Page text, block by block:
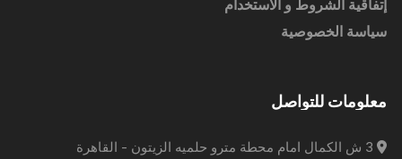
إتفاقية الشروط و الاستخدام
سياسة الخصوصية
معلومات للتواصل